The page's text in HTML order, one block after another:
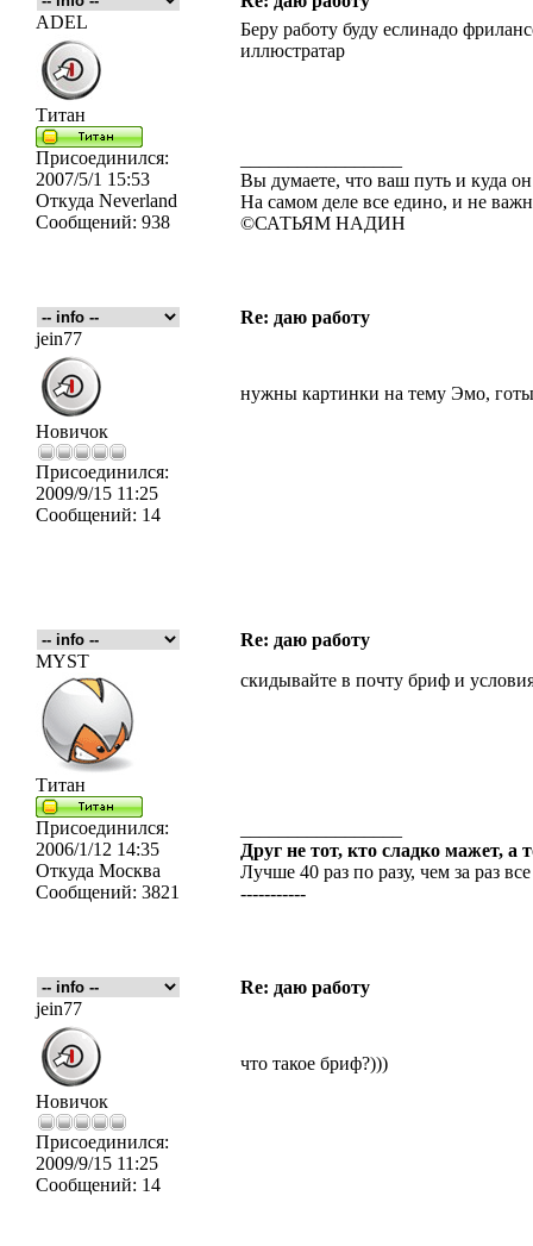
ADEL
Титан
Присоединился:
2007/5/1 15:53
Откуда Neverland
Сообщений: 938
Беру работу буду еслинадо
иллюстратар
Вы думаете, что ваш путь и куда
На самом деле все едино, и не
©САТЬЯМ НАДИН
Re: даю работу
jein77
Новичок
Присоединился:
2009/9/15 11:25
Сообщений: 14
нужны картинки на тему Эмо,
Re: даю работу
MYST
Титан
Присоединился:
2006/1/12 14:35
Откуда Москва
Сообщений: 3821
скидывайте в почту бриф и
Друг не тот, кто сладко мажет, а
Лучше 40 раз по разу, чем за раз
-----------
Re: даю работу
jein77
Новичок
Присоединился:
2009/9/15 11:25
Сообщений: 14
что такое бриф?)))